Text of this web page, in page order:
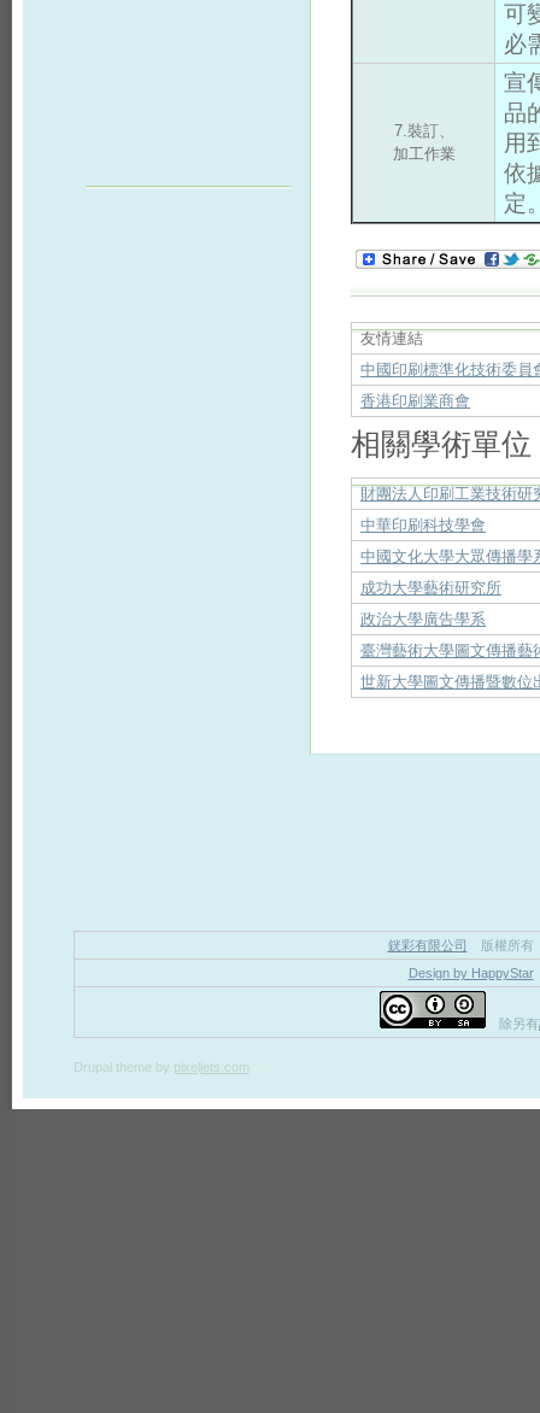
可
必
7.裝訂、
加工作業
宣
品
用
依
定
友情連結
中國印刷標準化技術委員
香港印刷業商會
相關學術單位
財團法人印刷工業技術研
中華印刷科技學會
中國文化大學大眾傳播學
成功大學藝術研究所
政治大學廣告學系
臺灣藝術大學圖文傳播藝
世新大學圖文傳播暨數位
銧彩有限公司
版權所有
Design by HappyStar
除另有
Drupal theme by pixeljets.com